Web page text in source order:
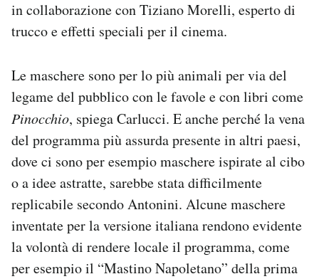
in collaborazione con Tiziano Morelli, esperto di
trucco e effetti speciali per il cinema.
Le maschere sono per lo più animali per via del
legame del pubblico con le favole e con libri come
Pinocchio, spiega Carlucci. E anche perché la vena
del programma più assurda presente in altri paesi,
dove ci sono per esempio maschere ispirate al cibo
o a idee astratte, sarebbe stata difficilmente
replicabile secondo Antonini. Alcune maschere
inventate per la versione italiana rendono evidente
la volontà di rendere locale il programma, come
per esempio il “Mastino Napoletano” della prima